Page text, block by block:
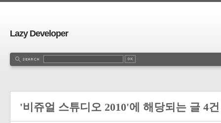
Lazy Developer
'비쥬얼 스튜디오 2010'에 해당되는 글 4건